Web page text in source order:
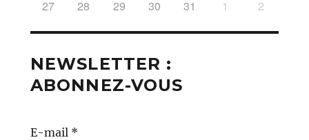
27 28 29 30 31 1 2
NEWSLETTER :
ABONNEZ-VOUS
E-mail *